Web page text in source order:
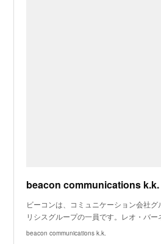
beacon communications k.k.
ビーコンは、コミュニケーション会社
リシスグループの一員です。レオ・バ
beacon communications k.k.